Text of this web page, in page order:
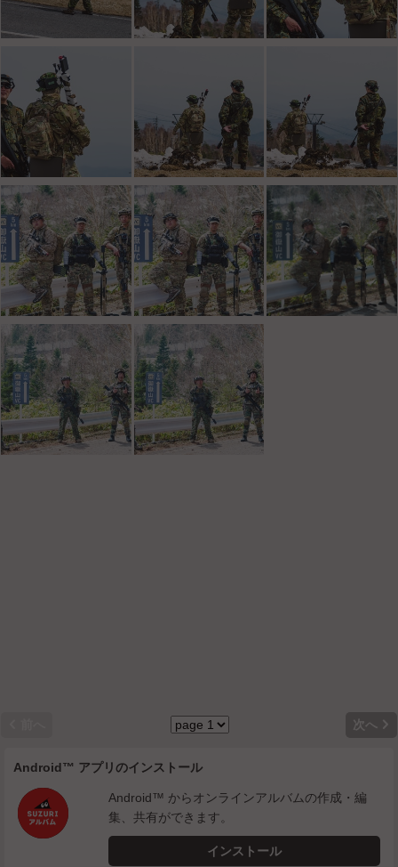
次へ 
Android™ アプリのインストール
Android™ からオンラインアルバムの作成・編
集、共有ができます。
インストール